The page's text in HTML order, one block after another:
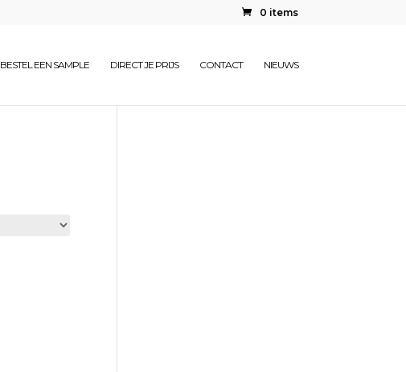
0 items
BESTEL EEN SAMPLE DIRECT JE PRIJS CONTACT NIEUWS